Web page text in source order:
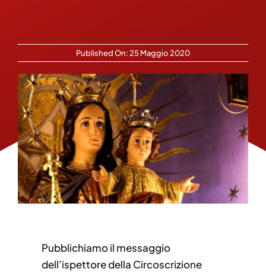
Published On: 25 Maggio 2020
Pubblichiamo il messaggio
dell’ispettore della Circoscrizione